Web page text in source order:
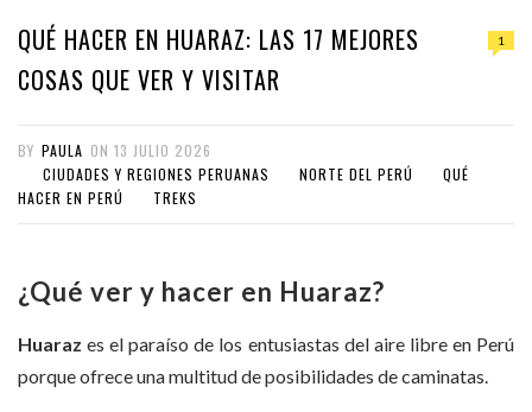
QUÉ HACER EN HUARAZ: LAS 17 MEJORES
COSAS QUE VER Y VISITAR
1
BY PAULA ON 13 JULIO 2026
CIUDADES Y REGIONES PERUANAS
NORTE DEL PERÚ
QUÉ
HACER EN PERÚ
TREKS
¿Qué ver y hacer en Huaraz?
Huaraz es el paraíso de los entusiastas del aire libre en Perú
porque ofrece una multitud de posibilidades de caminatas.